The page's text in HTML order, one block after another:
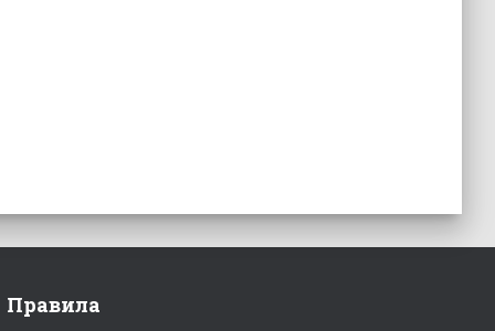
Правила